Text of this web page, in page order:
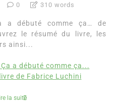
0 310 words
a débuté comme ça… de
le résumé du livre, les
ainsi...
a débuté comme ça...
livre de Fabrice Luchini
la suite